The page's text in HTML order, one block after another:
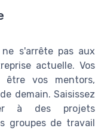
s'arrête pas aux
actuelle. Vos
être vos mentors,
demain. Saisissez
à des projets
groupes de travail